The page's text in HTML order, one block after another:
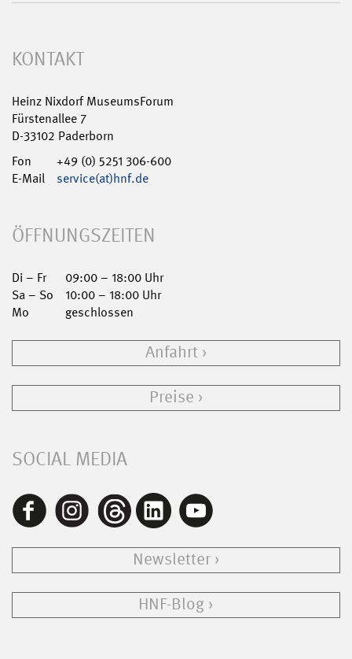
KONTAKT
Heinz Nixdorf MuseumsForum
Fürstenallee 7
D-33102 Paderborn
Fon
+49 (0) 5251 306-600
E-Mail
service(at)hnf.de
ÖFFNUNGSZEITEN
Di – Fr
09:00 – 18:00 Uhr
Sa – So
10:00 – 18:00 Uhr
Mo
geschlossen
Anfahrt
Preise
SOCIAL MEDIA
Newsletter
HNF-Blog